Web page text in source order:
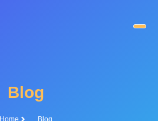
Blog
Home Blog